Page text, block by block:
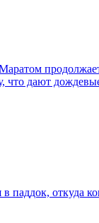
дают
паддок, откуда